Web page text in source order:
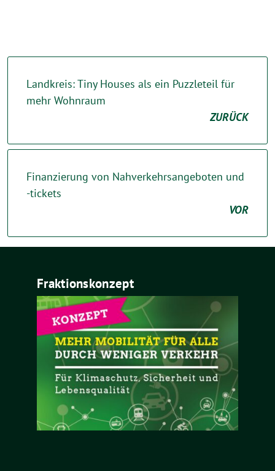
Landkreis: Tiny Houses als ein Puzzleteil für
mehr Wohnraum
ZURÜCK
Finanzierung von Nahverkehrsangeboten und
-tickets
VOR
Fraktionskonzept